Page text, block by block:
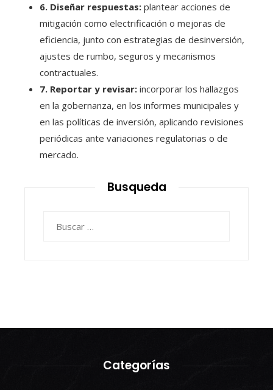
6. Diseñar respuestas: plantear acciones de
mitigación como electrificación o mejoras de
eficiencia, junto con estrategias de desinversión,
ajustes de rumbo, seguros y mecanismos
contractuales.
7. Reportar y revisar: incorporar los hallazgos
en la gobernanza, en los informes municipales y
en las políticas de inversión, aplicando revisiones
periódicas ante variaciones regulatorias o de
mercado.
Busqueda
Categorías